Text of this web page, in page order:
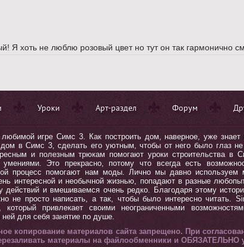
Я хоть не люблю розовый цвет но тут он так гармонично
Уроки Арт-раздел Форум
игре Симс 3. Как построить дом, наверное, уже знает
дом в Симc 3, сделать его уютным, чтобы от него было глаз не
и полезным трюкам помогают уроки строительства в
Это прекрасно, потому что всегда есть
процесс помогают нам моды. Лично мы давно
интересной и необычной жизнью, попадают в разные
действий и вмешиваемся очень редко. Благодаря этому
не просто написать, а так, чтобы было интересно читать.
который привлекает своими неограниченными
ней для себя занятие по душе.
копирование материалов сайта запрещено. При
материалы на файлообменники и ОБЯЗАТЕЛЬНО